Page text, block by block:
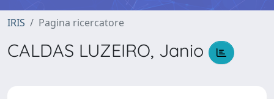
IRIS Pagina ricercatore
CALDAS LUZEIRO, Janio